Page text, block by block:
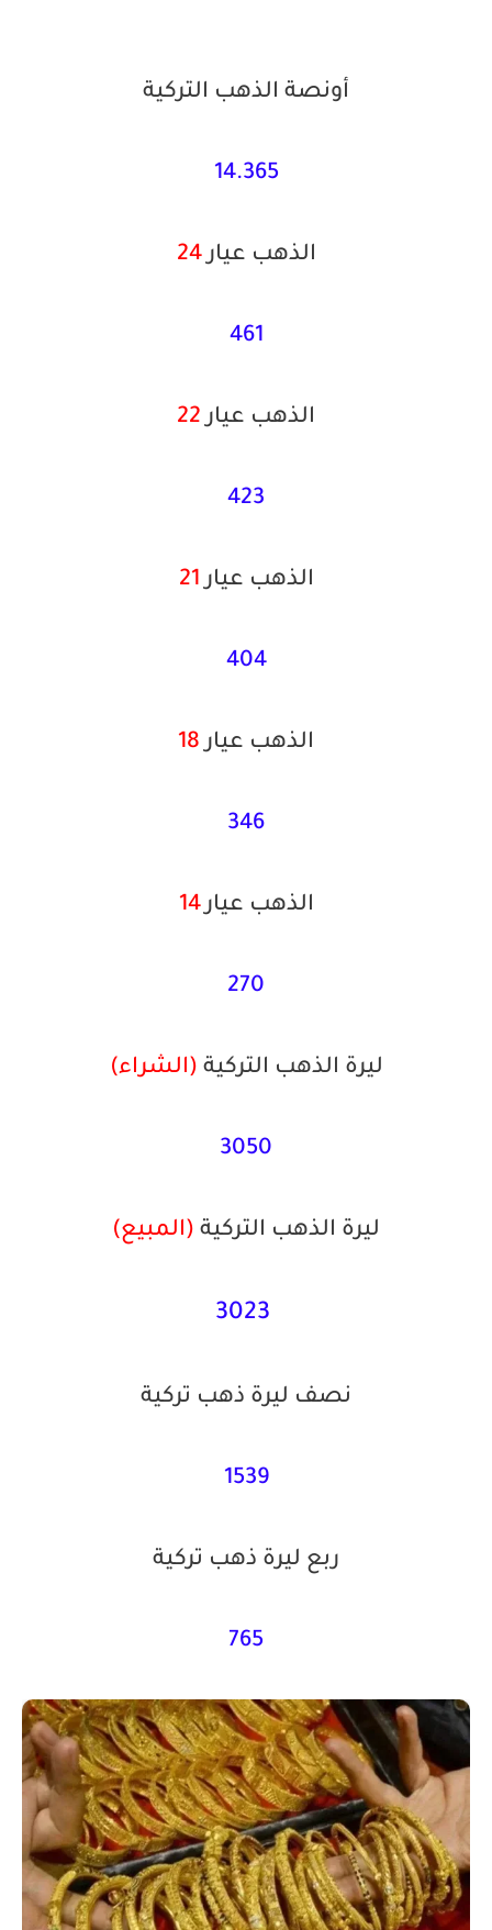
أونصة الذهب التركية
14.365
الذهب عيار24
461
الذهب عيار22
423
الذهب عيار21
404
الذهب عيار18
346
الذهب عيار14
270
ليرة الذهب التركية (الشراء)
3050
ليرة الذهب التركية (المبيع)
3023
نصف ليرة ذهب تركية
1539
ربع ليرة ذهب تركية
765